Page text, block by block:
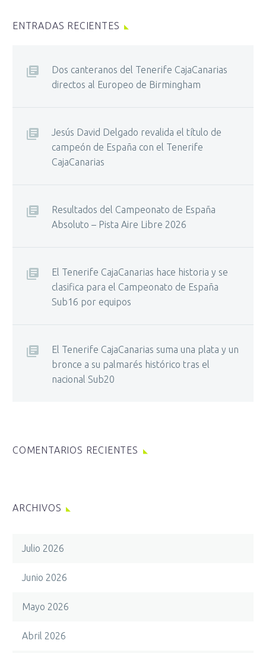
ENTRADAS RECIENTES
Dos canteranos del Tenerife CajaCanarias
directos al Europeo de Birmingham
Jesús David Delgado revalida el título de
campeón de España con el Tenerife
CajaCanarias
Resultados del Campeonato de España
Absoluto – Pista Aire Libre 2026
El Tenerife CajaCanarias hace historia y se
clasifica para el Campeonato de España
Sub16 por equipos
El Tenerife CajaCanarias suma una plata y un
bronce a su palmarés histórico tras el
nacional Sub20
COMENTARIOS RECIENTES
ARCHIVOS
Julio 2026
Junio 2026
Mayo 2026
Abril 2026